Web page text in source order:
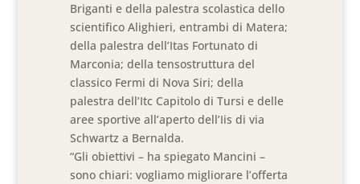
Briganti e della palestra scolastica dello
scientifico Alighieri, entrambi di Matera;
della palestra dell’Itas Fortunato di
Marconia; della tensostruttura del
classico Fermi di Nova Siri; della
palestra dell’Itc Capitolo di Tursi e delle
aree sportive all’aperto dell’Iis di via
Schwartz a Bernalda.
“Gli obiettivi – ha spiegato Mancini –
sono chiari: vogliamo migliorare l’offerta